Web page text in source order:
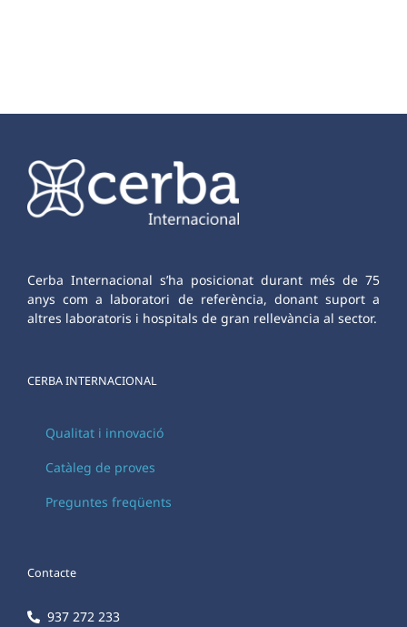
Cerba Internacional s’ha posicionat durant més de 75
anys com a laboratori de referència, donant suport a
altres laboratoris i hospitals de gran rellevància al sector.
CERBA INTERNACIONAL
Qualitat i innovació
Catàleg de proves
Preguntes freqüents
Contacte
937 272 233